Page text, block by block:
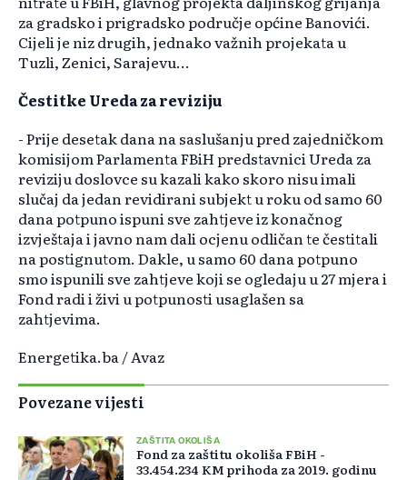
za gradsko i prigradsko područje općine Banovići.
Cijeli je niz drugih, jednako važnih projekata u
Tuzli, Zenici, Sarajevu...
Čestitke Ureda za reviziju
- Prije desetak dana na saslušanju pred zajedničkom
komisijom Parlamenta FBiH predstavnici Ureda za
reviziju doslovce su kazali kako skoro nisu imali
slučaj da jedan revidirani subjekt u roku od samo 60
dana potpuno ispuni sve zahtjeve iz konačnog
izvještaja i javno nam dali ocjenu odličan te čestitali
na postignutom. Dakle, u samo 60 dana potpuno
smo ispunili sve zahtjeve koji se ogledaju u 27 mjera i
Fond radi i živi u potpunosti usaglašen sa
zahtjevima.
Energetika.ba / Avaz
Povezane vijesti
ZAŠTITA OKOLIŠA
Fond za zaštitu okoliša FBiH -
33.454.234 KM prihoda za 2019. godinu